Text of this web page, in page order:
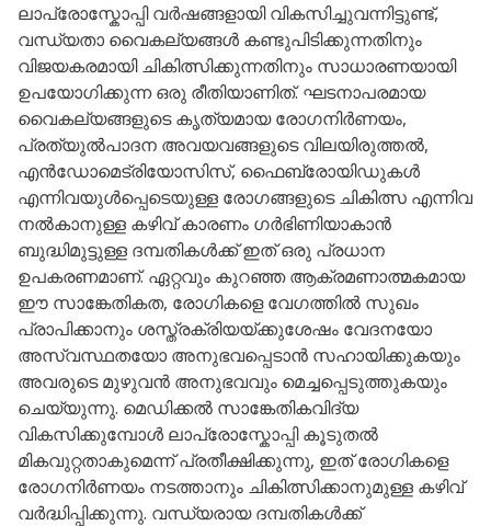
ലാപ്രോസ്കോപ്പി വർഷങ്ങളായി വികസിച്ചുവന്നിട്ടുണ്ട്,
വന്ധ്യതാ വൈകല്യങ്ങൾ കണ്ടുപിടിക്കുന്നതിനും
വിജയകരമായി ചികിത്സിക്കുന്നതിനും സാധാരണയായി
ഉപയോഗിക്കുന്ന ഒരു രീതിയാണിത്. ഘടനാപരമായ
വൈകല്യങ്ങളുടെ കൃത്യമായ രോഗനിർണയം,
പ്രത്യുൽപാദന അവയവങ്ങളുടെ വിലയിരുത്തൽ,
എൻഡോമെട്രിയോസിസ്, ഫൈബ്രോയിഡുകൾ
എന്നിവയുൾപ്പെടെയുള്ള രോഗങ്ങളുടെ ചികിത്സ എന്നിവ
നൽകാനുള്ള കഴിവ് കാരണം ഗർഭിണിയാകാൻ
ബുദ്ധിമുട്ടുള്ള ദമ്പതികൾക്ക് ഇത് ഒരു പ്രധാന
ഉപകരണമാണ്. ഏറ്റവും കുറഞ്ഞ ആക്രമണാത്മകമായ
ഈ സാങ്കേതികത, രോഗികളെ വേഗത്തിൽ സുഖം
പ്രാപിക്കാനും ശസ്ത്രക്രിയയ്ക്കുശേഷം വേദനയോ
അസ്വസ്ഥതയോ അനുഭവപ്പെടാൻ സഹായിക്കുകയും
അവരുടെ മുഴുവൻ അനുഭവവും മെച്ചപ്പെടുത്തുകയും
ചെയ്യുന്നു. മെഡിക്കൽ സാങ്കേതികവിദ്യ
വികസിക്കുമ്പോൾ ലാപ്രോസ്കോപ്പി കൂടുതൽ
മികവുറ്റതാകുമെന്ന് പ്രതീക്ഷിക്കുന്നു, ഇത് രോഗികളെ
രോഗനിർണയം നടത്താനും ചികിത്സിക്കാനുമുള്ള കഴിവ്
വർദ്ധിപ്പിക്കുന്നു. വന്ധ്യരായ ദമ്പതികൾക്ക്